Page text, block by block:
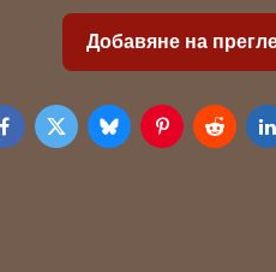
Добавяне на
FacebookTwitterBlueskyPinterestReddit